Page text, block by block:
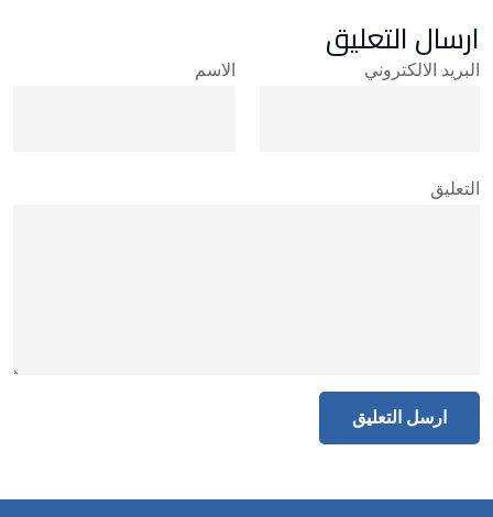
ارسال التعليق
الاسم البريد الالكتروني
التعليق